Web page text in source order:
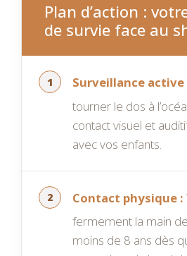
Plan d’action :
de survie face au
Surveillance active
tourner le dos à
contact visuel et
avec vos enfants.
Contact physique :
fermement la main
moins de 8 ans dès